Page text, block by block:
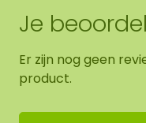
Je
Er zijn nog geen
product.